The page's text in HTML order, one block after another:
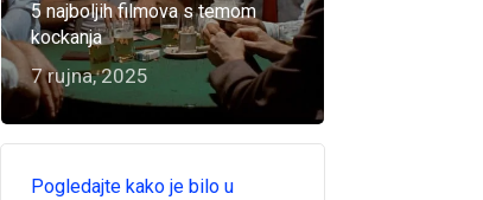
5 najboljih filmova s temom
kockanja
7 rujna, 2025
Pogledajte kako je bilo u